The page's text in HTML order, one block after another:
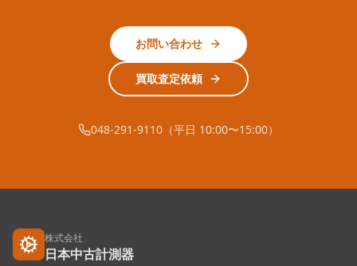
お問い合わせ
買取査定依頼
048-291-9110（平日 10:00〜15:00）
株式会社
日本中古計測器